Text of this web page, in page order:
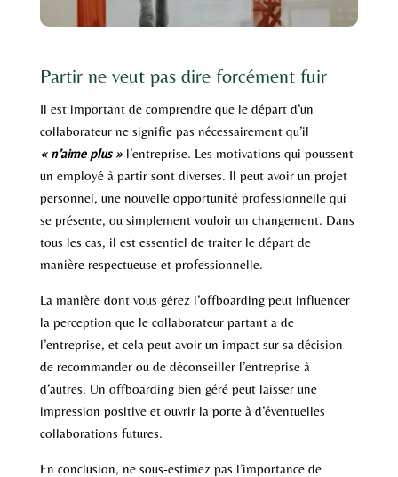
Partir ne veut pas dire forcément fuir
Il est important de comprendre que le départ d’un
collaborateur ne signifie pas nécessairement qu’il
« n’aime plus »l’entreprise. Les motivations qui poussent
un employé à partir sont diverses. Il peut avoir un projet
personnel, une nouvelle opportunité professionnelle qui
se présente, ou simplement vouloir un changement. Dans
tous les cas, il est essentiel de traiter le départ de
manière respectueuse et professionnelle.
La manière dont vous gérez l’offboarding peut influencer
la perception que le collaborateur partant a de
l’entreprise, et cela peut avoir un impact sur sa décision
de recommander ou de déconseiller l’entreprise à
d’autres. Un offboarding bien géré peut laisser une
impression positive et ouvrir la porte à d’éventuelles
collaborations futures.
En conclusion, ne sous-estimez pas l’importance de